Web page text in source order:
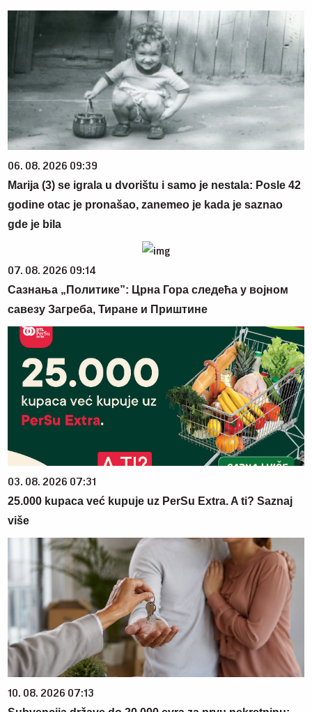
06. 08. 2026 09:39
Marija (3) se igrala u dvorištu i samo je nestala: Posle 42
godine otac je pronašao, zanemeo je kada je saznao
gde je bila
07. 08. 2026 09:14
Сазнања „Политике”: Црна Гора следећа у војном
савезу Загреба, Тиране и Приштине
03. 08. 2026 07:31
25.000 kupaca već kupuje uz PerSu Extra. A ti? Saznaj
više
10. 08. 2026 07:13